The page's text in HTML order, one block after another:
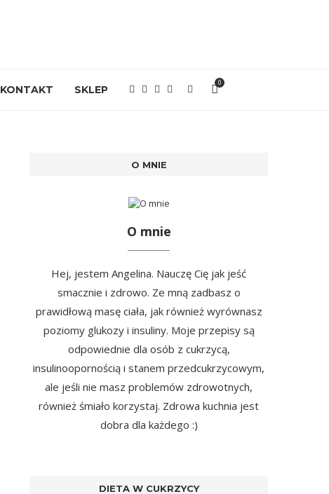
KONTAKT SKLEP
0
O MNIE
O mnie
Hej, jestem Angelina. Nauczę Cię jak jeść
smacznie i zdrowo. Ze mną zadbasz o
prawidłową masę ciała, jak również wyrównasz
poziomy glukozy i insuliny. Moje przepisy są
odpowiednie dla osób z cukrzycą,
insulinoopornością i stanem przedcukrzycowym,
ale jeśli nie masz problemów zdrowotnych,
również śmiało korzystaj. Zdrowa kuchnia jest
dobra dla każdego :)
DIETA W CUKRZYCY